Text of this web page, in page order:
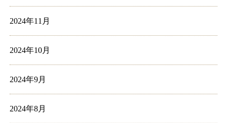
2024年11月
2024年10月
2024年9月
2024年8月